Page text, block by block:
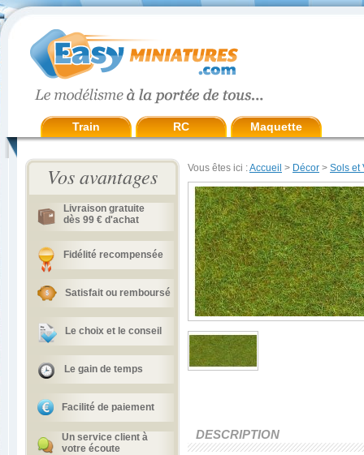
Train RC Maquette
Vos avantages
Livraison gratuite
dès 99 € d'achat
Fidélité recompensée
Satisfait ou remboursé
Le choix et le conseil
Le gain de temps
Facilité de paiement
Un service client à
votre écoute
Vous êtes ici :Accueil > Décor > Sols et
DESCRIPTION